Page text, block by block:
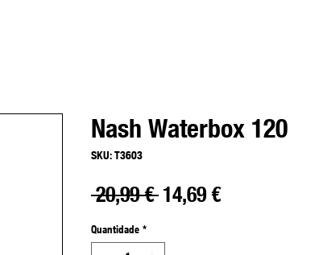
Nash Waterbox 120
SKU: T3603
20,99 € Preço
14,69 €Preço
Quantidade *